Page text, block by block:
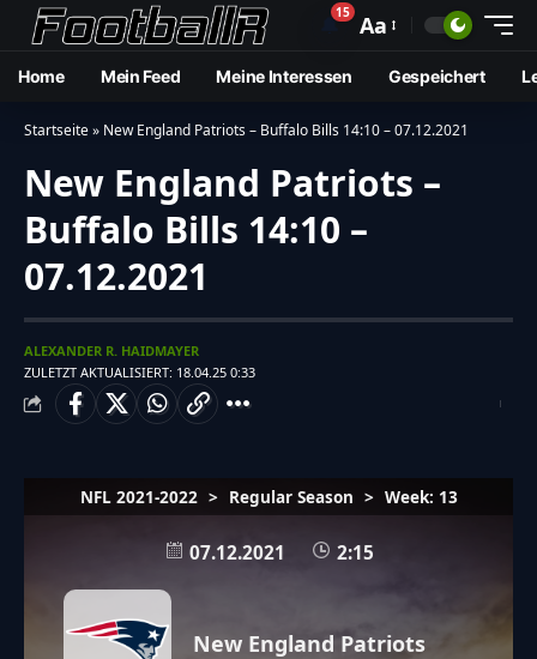
🔔15 Aa
Home Mein Feed Meine Interessen Gespeichert
Startseite» New England Patriots – Buffalo Bills 14:10 – 07.12.2021
New England Patriots –
Buffalo Bills 14:10 –
07.12.2021
ZULETZT AKTUALISIERT: 18.04.25 0:33
ALEXANDER R. HAIDMAYER
NFL 2021-2022 > Regular Season > Week: 13
07.12.2021 2:15
New England Patriots